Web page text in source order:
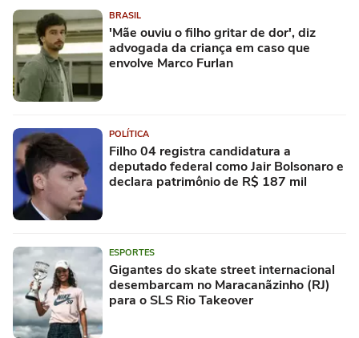
BRASIL
'Mãe ouviu o filho gritar de dor', diz
advogada da criança em caso que
envolve Marco Furlan
POLÍTICA
Filho 04 registra candidatura a
deputado federal como Jair Bolsonaro e
declara patrimônio de R$ 187 mil
ESPORTES
Gigantes do skate street internacional
desembarcam no Maracanãzinho (RJ)
para o SLS Rio Takeover